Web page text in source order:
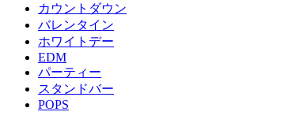
カウントダウン
バレンタイン
ホワイトデー
EDM
パーティー
スタンドバー
POPS